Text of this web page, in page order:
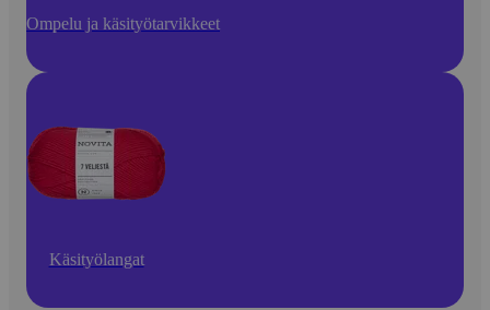
Ompelu ja käsityötarvikkeet
Käsityölangat